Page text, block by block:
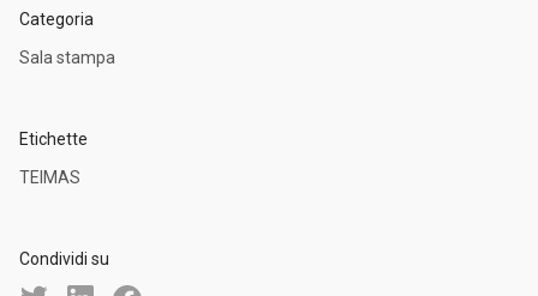
Categoria
Sala stampa
Etichette
TEIMAS
Condividi su